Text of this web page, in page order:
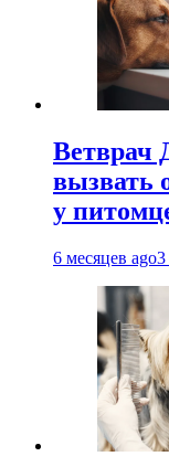
Ветврач
вызвать
у
6 месяцев ago3